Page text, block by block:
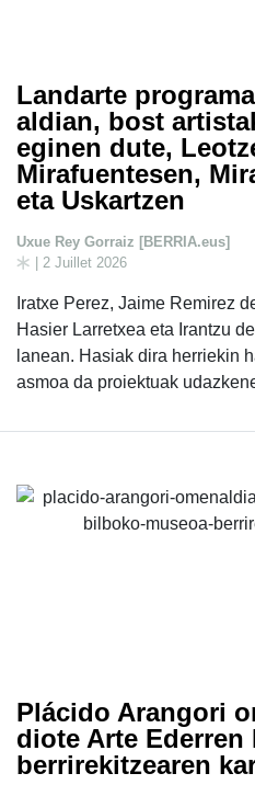
Landarte
aldian, bost
eginen dute,
Mirafuentesen,
eta Uskartzen
Uxue Rey Gorraiz [BERRIA.eus]
| 2 Juillet 2026
Iratxe Perez, Jaime Remirez
Hasier Larretxea eta Irantzu
lanean. Hasiak dira herriekin
asmoa da proiektuak
Plácido Arangori
diote Arte
berrirekitzearen